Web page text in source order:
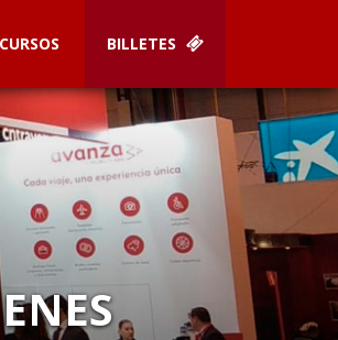
BILLETES